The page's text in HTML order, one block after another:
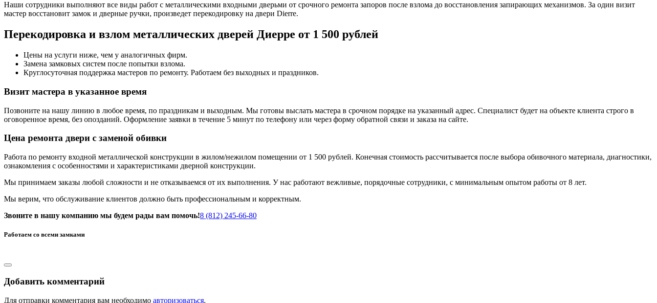
Наши сотрудники выполняют все виды работ с металлическими входными дверьми от срочного ремонта запоров после взлома до восстановления запирающих механизмов. За один визит
мастер восстановит замок и дверные ручки, произведет перекодировку на двери Dierre.
Перекодировка и взлом металлических дверей Диерре от 1 500 рублей
Цены на услуги ниже, чем у аналогичных фирм.
Замена замковых систем после попытки взлома.
Круглосуточная поддержка мастеров по ремонту. Работаем без выходных и праздников.
Визит мастера в указанное время
Позвоните на нашу линию в любое время, по праздникам и выходным. Мы готовы выслать мастера в срочном порядке на указанный адрес. Специалист будет на объекте клиента строго в
оговоренное время, без опозданий. Оформление заявки в течение 5 минут по телефону или через форму обратной связи и заказа на сайте.
Цена ремонта двери с заменой обивки
Работа по ремонту входной металлической конструкции в жилом/нежилом помещении от 1 500 рублей. Конечная стоимость рассчитывается после выбора обивочного материала, диагностики,
ознакомления с особенностями и характеристиками дверной конструкции.
Мы принимаем заказы любой сложности и не отказываемся от их выполнения. У нас работают вежливые, порядочные сотрудники, с минимальным опытом работы от 8 лет.
Мы верим, что обслуживание клиентов должно быть профессиональным и корректным.
Звоните в нашу компанию мы будем рады вам помочь!8 (812) 245-66-80
Работаем со всеми замками
Добавить комментарий
Для отправки комментария вам необходимо авторизоваться.